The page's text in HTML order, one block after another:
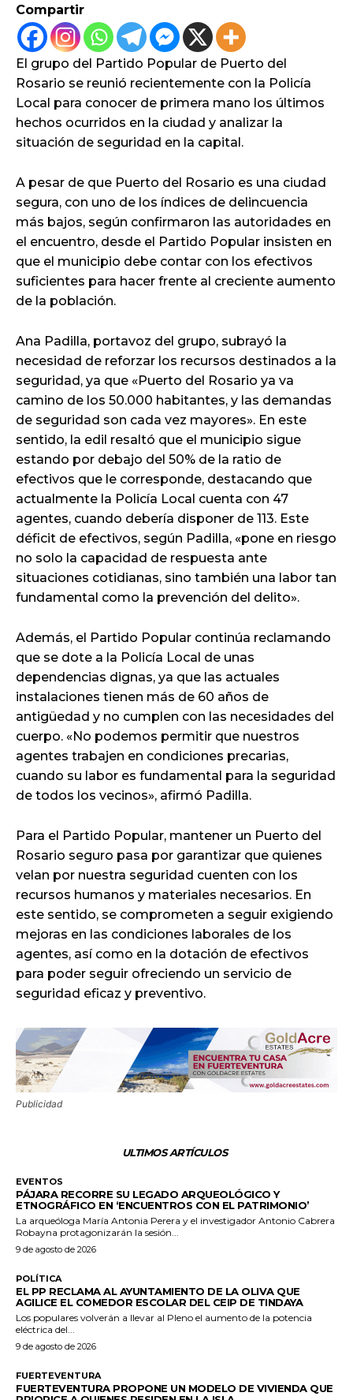
Compartir
El grupo del Partido Popular de Puerto del
Rosario se reunió recientemente con la Policía
Local para conocer de primera mano los últimos
hechos ocurridos en la ciudad y analizar la
situación de seguridad en la capital.
A pesar de que Puerto del Rosario es una ciudad
segura, con uno de los índices de delincuencia
más bajos, según confirmaron las autoridades en
el encuentro, desde el Partido Popular insisten en
que el municipio debe contar con los efectivos
suficientes para hacer frente al creciente aumento
de la población.
Ana Padilla, portavoz del grupo, subrayó la
necesidad de reforzar los recursos destinados a la
seguridad, ya que «Puerto del Rosario ya va
camino de los 50.000 habitantes, y las demandas
de seguridad son cada vez mayores». En este
sentido, la edil resaltó que el municipio sigue
estando por debajo del 50% de la ratio de
efectivos que le corresponde, destacando que
actualmente la Policía Local cuenta con 47
agentes, cuando debería disponer de 113. Este
déficit de efectivos, según Padilla, «pone en riesgo
no solo la capacidad de respuesta ante
situaciones cotidianas, sino también una labor tan
fundamental como la prevención del delito».
Además, el Partido Popular continúa reclamando
que se dote a la Policía Local de unas
dependencias dignas, ya que las actuales
instalaciones tienen más de 60 años de
antigüedad y no cumplen con las necesidades del
cuerpo. «No podemos permitir que nuestros
agentes trabajen en condiciones precarias,
cuando su labor es fundamental para la seguridad
de todos los vecinos», afirmó Padilla.
Para el Partido Popular, mantener un Puerto del
Rosario seguro pasa por garantizar que quienes
velan por nuestra seguridad cuenten con los
recursos humanos y materiales necesarios. En
este sentido, se comprometen a seguir exigiendo
mejoras en las condiciones laborales de los
agentes, así como en la dotación de efectivos
para poder seguir ofreciendo un servicio de
seguridad eficaz y preventivo.
Publicidad
ULTIMOS ARTÍCULOS
EVENTOS
PÁJARA RECORRE SU LEGADO ARQUEOLÓGICO Y
ETNOGRÁFICO EN ‘ENCUENTROS CON EL PATRIMONIO’
La arqueóloga María Antonia Perera y el investigador Antonio Cabrera
Robayna protagonizarán la sesión...
9 de agosto de 2026
POLÍTICA
EL PP RECLAMA AL AYUNTAMIENTO DE LA OLIVA QUE
AGILICE EL COMEDOR ESCOLAR DEL CEIP DE TINDAYA
Los populares volverán a llevar al Pleno el aumento de la potencia
eléctrica del...
9 de agosto de 2026
FUERTEVENTURA
FUERTEVENTURA PROPONE UN MODELO DE VIVIENDA QUE